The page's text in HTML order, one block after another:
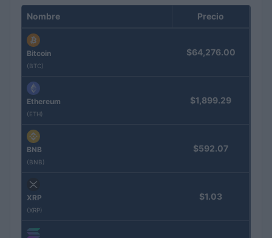
Nombre Precio
Bitcoin
(BTC)
$64,276.00
Ethereum
(ETH)
$1,899.29
BNB
(BNB)
$592.07
XRP
(XRP)
$1.03